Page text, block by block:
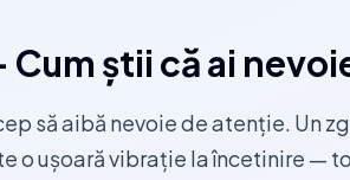
știi că ai
să aibă nevoie de atenție. Un
o ușoară vibrație la încetinire —